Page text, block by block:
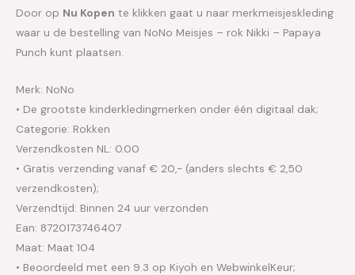
Door op Nu Kopen te klikken gaat u naar merkmeisjeskleding
waar u de bestelling van NoNo Meisjes – rok Nikki – Papaya
Punch kunt plaatsen.
Merk: NoNo
• De grootste kinderkledingmerken onder één digitaal dak;
Categorie: Rokken
Verzendkosten NL: 0.00
• Gratis verzending vanaf € 20,- (anders slechts € 2,50
verzendkosten);
Verzendtijd: Binnen 24 uur verzonden
Ean: 8720173746407
Maat: Maat 104
• Beoordeeld met een 9.3 op Kiyoh en WebwinkelKeur;